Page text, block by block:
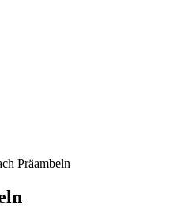
Präambeln